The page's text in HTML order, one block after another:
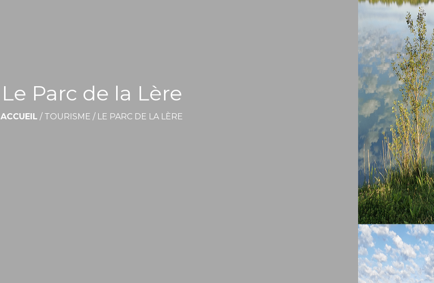
Le Parc de la Lère
ACCUEIL / TOURISME / LE PARC DE LA LÈRE